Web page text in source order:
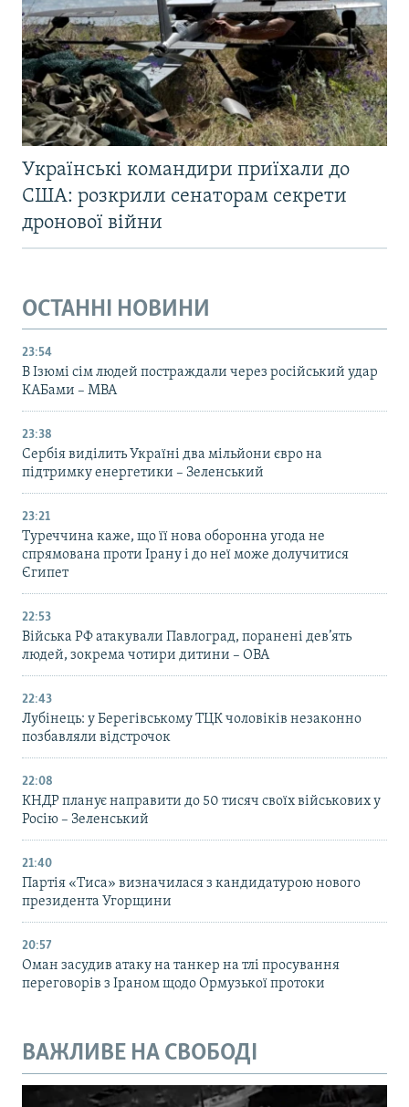
Українські командири приїхали до
США: розкрили сенаторам секрети
дронової війни
ОСТАННІ НОВИНИ
23:54
В Ізюмі сім людей постраждали через російський удар
КАБами – МВА
23:38
Сербія виділить Україні два мільйони євро на
підтримку енергетики – Зеленський
23:21
Туреччина каже, що її нова оборонна угода не
спрямована проти Ірану і до неї може долучитися
Єгипет
22:53
Війська РФ атакували Павлоград, поранені дев’ять
людей, зокрема чотири дитини – ОВА
22:43
Лубінець: у Берегівському ТЦК чоловіків незаконно
позбавляли відстрочок
22:08
КНДР планує направити до 50 тисяч своїх військових у
Росію – Зеленський
21:40
Партія «Тиса» визначилася з кандидатурою нового
президента Угорщини
20:57
Оман засудив атаку на танкер на тлі просування
переговорів з Іраном щодо Ормузької протоки
ВАЖЛИВЕ НА СВОБОДІ